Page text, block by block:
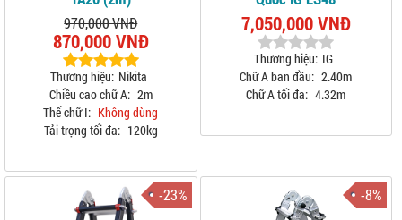
970,000 VNĐ
870,000 VNĐ
Thương hiệu: Nikita
Chiều cao chữ A: 2m
Thế chữ I: Không dùng
Tải trọng tối đa: 120kg
7,050,000 VNĐ
Thương hiệu: IG
Chữ A ban đầu: 2.40m
Chữ A tối đa: 4.32m
-23% -8%